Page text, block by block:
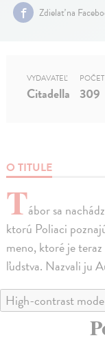
Zdielať na
O TITULE
Tábor sa
ktorú Poliaci
meno, ktoré je
ľudstva. Nazvali ju
VYDAVATEĽ
Citadella 309
High-contrast mode